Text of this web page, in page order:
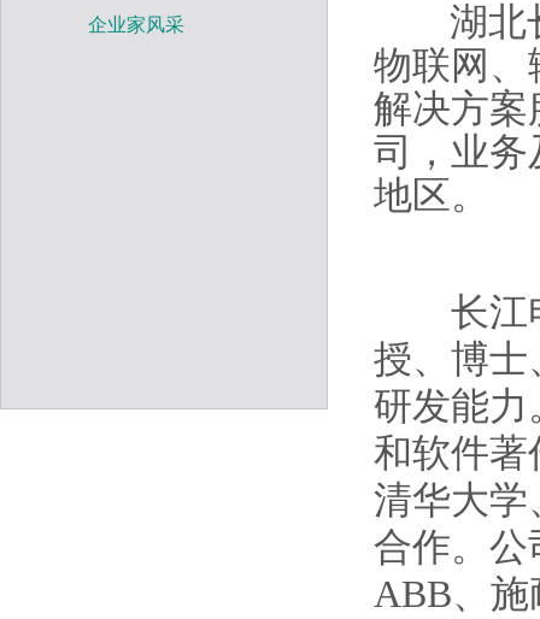
企业家风采
湖北
物联网、
解决方案
司，业务
地区。
长江电
授、博士
研发能
和软件著
清华大
合作。公
ABB、施